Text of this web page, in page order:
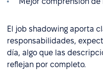
El job shadowing aporta
responsabilidades,
día, algo que las
reflejan por completo.